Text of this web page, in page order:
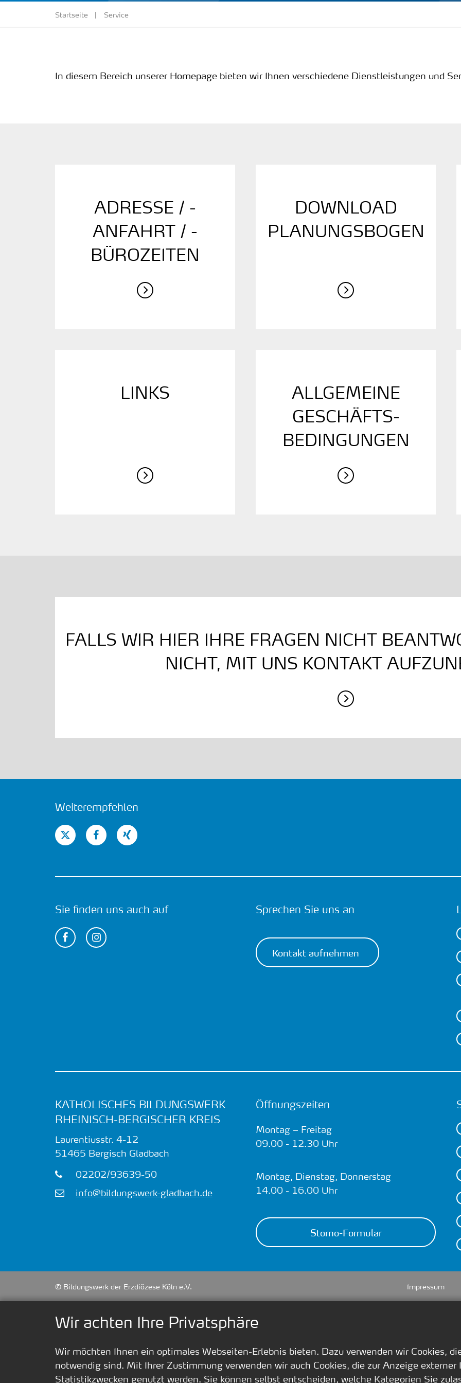
Wir achten Ihre Privatsphäre
Wir möchten Ihnen ein optimales Webseiten-Erlebnis bieten. Dazu verwenden wir Cookies,
notwendig sind. Mit Ihrer Zustimmung verwenden wir auch Cookies, die zur Anzeige externer
Statistikzwecken genutzt werden. Sie können selbst entscheiden, welche Kategorien Sie
Startseite Service
In diesem Bereich unserer Homepage bieten wir Ihnen verschiedene Dienstleistungen und
ADRESSE / ­
ANFAHRT / ­
BÜROZEITEN
DOWNLOAD
PLANUNGSBOGEN
LINKS
ALLGEMEINE
GESCHÄFTS­
BEDINGUNGEN
FALLS WIR HIER IHRE FRAGEN NICHT
NICHT, MIT UNS KONTAKT
Weiterempfehlen
Sie finden uns auch auf Sprechen Sie uns an
Kontakt aufnehmen
KATHOLISCHES BILDUNGSWERK
RHEINISCH-BERGISCHER KREIS
Laurentiusstr. 4-12
51465 Bergisch Gladbach
02202/93639-50
info@bildungswerk-gladbach.de
Öffnungszeiten
Montag – Freitag
09.00 - 12.30 Uhr
Montag, Dienstag, Donnerstag
14.00 - 16.00 Uhr
Storno-Formular
© Bildungswerk der Erzdiözese Köln e.V. Impressum